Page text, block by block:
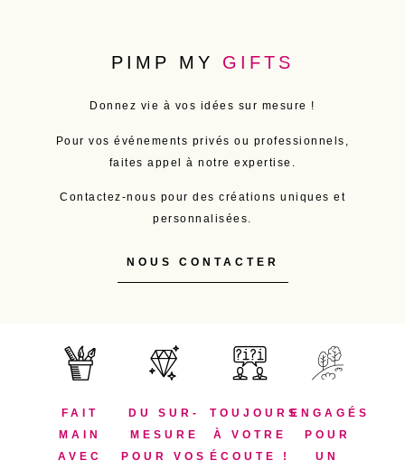
PIMP MY GIFTS
Donnez vie à vos idées sur mesure !
Pour vos événements privés ou professionnels,
faites appel à notre expertise.
Contactez-nous pour des créations uniques et
personnalisées.
NOUS CONTACTER
FAIT
MAIN
AVEC
DU SUR-
MESURE
POUR VOS
TOUJOURS
À VOTRE
ÉCOUTE !
ENGAGÉS
POUR
UN